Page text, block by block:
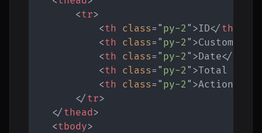
<tr>
<th class= " py-2 " >ID</ th
<th class= " py-2 " >Customer
<th class= " py-2 " >Date</
<th class= " py-2 " >Total
<th class= " py-2 " >Actions
</ tr>
</ thead>
<tbody>